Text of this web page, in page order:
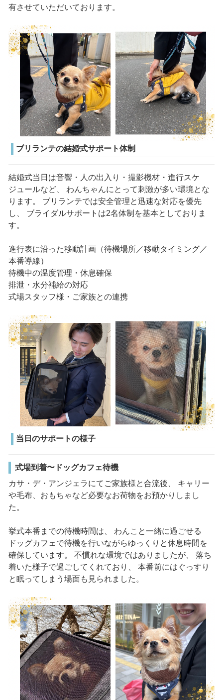
有させていただいております。
ブリランテの結婚式サポート体制
結婚式当日は音響・人の出入り・撮影機材・進行スケ
ジュールなど、 わんちゃんにとって刺激が多い環境とな
ります。 ブリランテでは安全管理と迅速な対応を優先
し、 ブライダルサポートは2名体制を基本としておりま
す。
進行表に沿った移動計画（待機場所／移動タイミング／
本番導線）
待機中の温度管理・休息確保
排泄・水分補給の対応
式場スタッフ様・ご家族との連携
当日のサポートの様子
式場到着〜ドッグカフェ待機
カサ・デ・アンジェラにてご家族様と合流後、 キャリー
や毛布、おもちゃなど必要なお荷物をお預かりしまし
た。
挙式本番までの待機時間は、 わんこと一緒に過ごせる
ドッグカフェで待機を行いながらゆっくりと休息時間を
確保しています。 不慣れな環境ではありましたが、 落ち
着いた様子で過ごしてくれており、 本番前にはぐっすり
と眠ってしまう場面も見られました。